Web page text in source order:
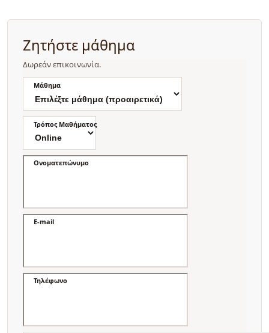
Ζητήστε μάθημα
Δωρεάν επικοινωνία.
Μάθημα
Τρόπος Μαθήματος
Ονοματεπώνυμο
E-mail
Τηλέφωνο